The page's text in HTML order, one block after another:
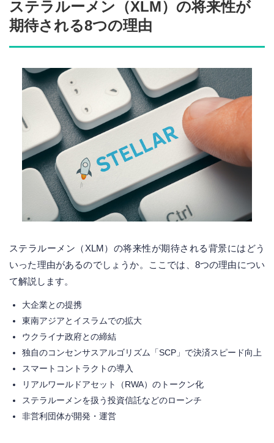
ステラルーメン（XLM）の将来性が
期待される8つの理由
ステラルーメン（XLM）の将来性が期待される背景にはどう
いった理由があるのでしょうか。ここでは、8つの理由につい
て解説します。
大企業との提携
東南アジアとイスラムでの拡大
ウクライナ政府との締結
独自のコンセンサスアルゴリズム「SCP」で決済スピード向上
スマートコントラクトの導入
リアルワールドアセット（RWA）のトークン化
ステラルーメンを扱う投資信託などのローンチ
非営利団体が開発・運営